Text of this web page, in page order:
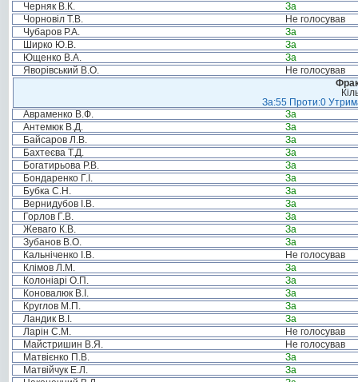
Черняк В.К.
За
Чорновіл Т.В.
Не голосував
Чубаров Р.А.
За
Ширко Ю.В.
За
Ющенко В.А.
За
Яворівський В.О.
Не голосував
За:55 Проти:0
Авраменко В.Ф.
За
Антемюк В.Д.
За
Байсаров Л.В.
За
Бахтеєва Т.Д.
За
Богатирьова Р.В.
За
Бондаренко Г.І.
За
Бубка С.Н.
За
Вернидубов І.В.
За
Горлов Г.В.
За
Жеваго К.В.
За
Зубанов В.О.
За
Кальніченко І.В.
Не голосував
Клімов Л.М.
За
Колоніарі О.П.
За
Коновалюк В.І.
За
Круглов М.П.
За
Ландик В.І.
За
Ларін С.М.
Не голосував
Майстришин В.Я.
Не голосував
Матвієнко П.В.
За
Матвійчук Е.Л.
За